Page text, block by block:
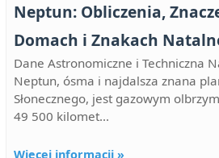
Neptun: Obliczenia,
Domach i Znakach
Dane Astronomiczne i Techniczna
Neptun, ósma i najdalsza znana
Słonecznego, jest gazowym
49 500 kilomet...
Więcej informacji »